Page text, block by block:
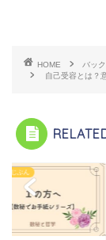
HOME バッ
自己受容とは？
とじぶん